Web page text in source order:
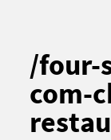
/four-
com-